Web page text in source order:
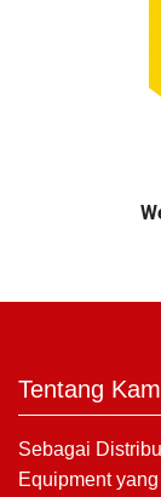
Tentang
Sebagai
Equipment